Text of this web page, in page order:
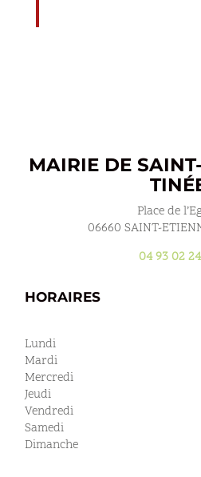
MAIRIE DE
Place de
06660 SAINT-
04 93 02
HORAIRES
Lundi
Mardi
Mercredi
Jeudi
Vendredi
Samedi
Dimanche